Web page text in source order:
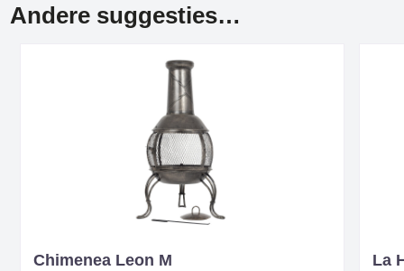
Andere suggesties…
Chimenea Leon M La